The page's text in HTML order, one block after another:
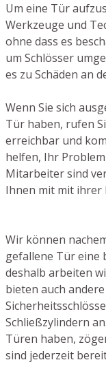
Um eine Tür
Werkzeuge und
ohne dass es
um Schlösser
es zu Schäden an
Wenn Sie sich
Tür haben, rufen
erreichbar und
helfen, Ihr
Mitarbeiter sind
Ihnen mit mit ihrer
Wir können
gefallene Tür eine
deshalb arbeiten
bieten auch
Schließzylindern
Türen haben,
sind jederzeit